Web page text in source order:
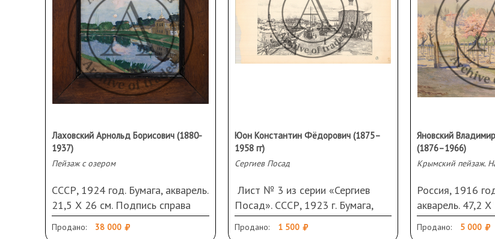
Лаховский Арнольд Борисович (1880-
1937)
Пейзаж с озером
СССР, 1924 год. Бумага, акварель.
21,5 Х 26 см. Подпись справа
внизу. Слева внизу авторская
дарственная надпись и дата. В
Продано: 38 000
Юон Константин Фёдорович (1875–
1958 гг)
Сергиев Посад
Лист № 3 из серии «Сергиев
Посад». СССР, 1923 г. Бумага,
литография. 29,5 Х 44,5 см.
Повреждения, утраты слева,
Продано: 1 500
Яновский
(1876–1966)
Крымский пейзаж.
Россия, 1916
акварель. 47,2
Подпись и дата
Повреждения по
Продано: 5 000